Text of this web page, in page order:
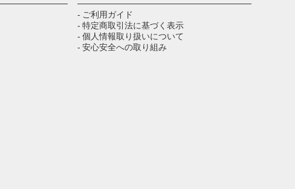
- ご利用ガイド
- 特定商取引法に基づく表示
- 個人情報取り扱いについて
- 安心安全への取り組み